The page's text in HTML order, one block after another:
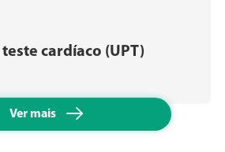
cardíaco (UPT)
Ver mais 